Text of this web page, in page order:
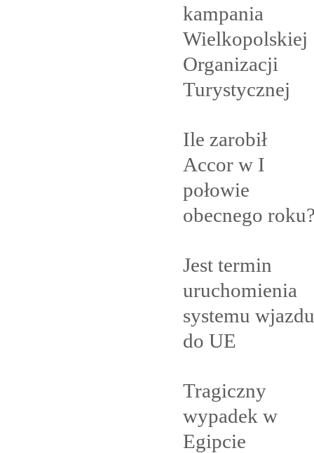
kampania
Wielkopolskiej
Organizacji
Turystycznej
Ile zarobił
Accor w I
połowie
obecnego
Jest termin
uruchomienia
systemu wjazdu
do UE
Tragiczny
wypadek w
Egipcie